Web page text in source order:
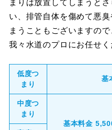
まりは放置してしまうと
い、排管自体を傷めて悪
まうこともございますの
我々水道のプロにお任せく
低度つ
まり
基
中度つ
まり
基本料金